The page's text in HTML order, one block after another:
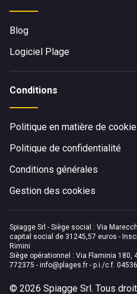
Blog
Logiciel Plage
Conditions
Politique en matière de
Politique de confidentialité
Conditions générales
Gestion des cookies
Spiagge Srl - Siège social : Via
capital social de 31245,57 euros -
Rimini
Siège opérationnel : Via Flaminia 180,
772375 - info@plages.fr - p.i./c.f.
© 2026 Spiagge Srl. Tous